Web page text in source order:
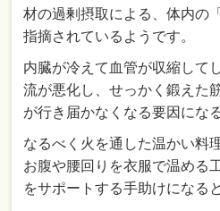
材の過剰摂取による、体内の
指摘されているようです。
内臓が冷えて血管が収縮して
流が悪化し、せっかく鍛えた
が行き届かなくなる要因にな
なるべく火を通した温かい料
お腹や腰回りを衣服で温める
をサポートする手助けになる